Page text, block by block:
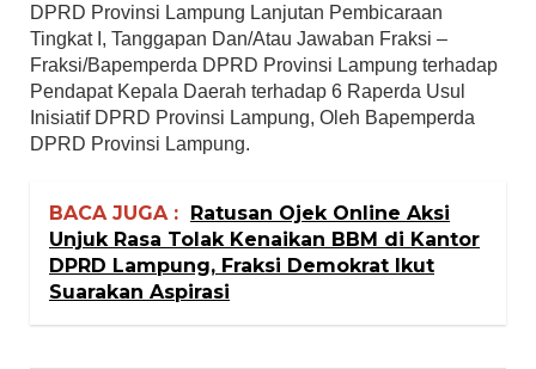
DPRD Provinsi Lampung Lanjutan Pembicaraan
Tingkat I, Tanggapan Dan/Atau Jawaban Fraksi –
Fraksi/Bapemperda DPRD Provinsi Lampung terhadap
Pendapat Kepala Daerah terhadap 6 Raperda Usul
Inisiatif DPRD Provinsi Lampung, Oleh Bapemperda
DPRD Provinsi Lampung.
BACA JUGA : Ratusan Ojek Online Aksi
Unjuk Rasa Tolak Kenaikan BBM di Kantor
DPRD Lampung, Fraksi Demokrat Ikut
Suarakan Aspirasi